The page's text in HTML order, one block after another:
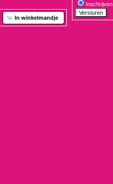
In winkelmandje
Inschrijven